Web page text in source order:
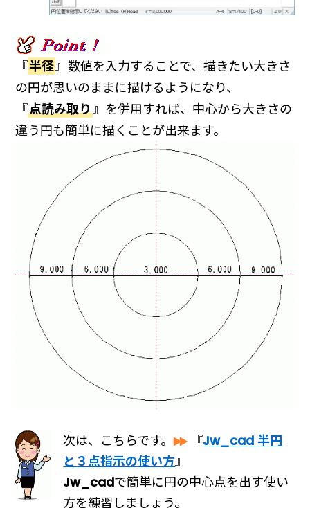
『半径』数値を入力することで、描きたい大きさ
の円が思いのままに描けるようになり、
『点読み取り』を併用すれば、中心から大きさの
違う円も簡単に描くことが出来ます。
次は、こちらです。 『Jw_cad 半円
と３点指示の使い方』
Jw_cadで簡単に円の中心点を出す使い
方を練習しましょう。